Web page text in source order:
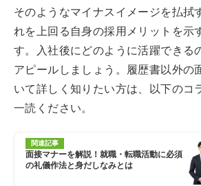
そのようなマイナスイメージを払拭
れを上回る自身の採用メリットを示
す。入社後にどのように活躍できる
アピールしましょう。履歴書以外の
いて詳しく知りたい方は、以下のコ
一読ください。
関連記事
面接マナーを解説！就職・転職活動に必須
の礼儀作法と身だしなみとは